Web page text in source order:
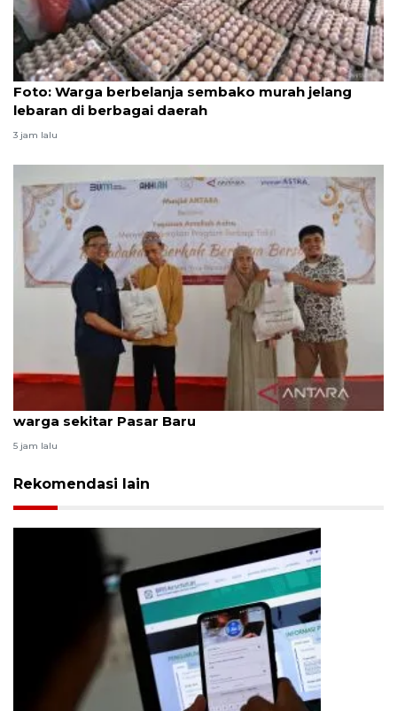
Foto
Foto: Warga berbelanja sembako murah jelang
lebaran di berbagai daerah
3 jam lalu
ANTARA bagikan paket bingkisan Lebaran bagi
warga sekitar Pasar Baru
5 jam lalu
Rekomendasi lain